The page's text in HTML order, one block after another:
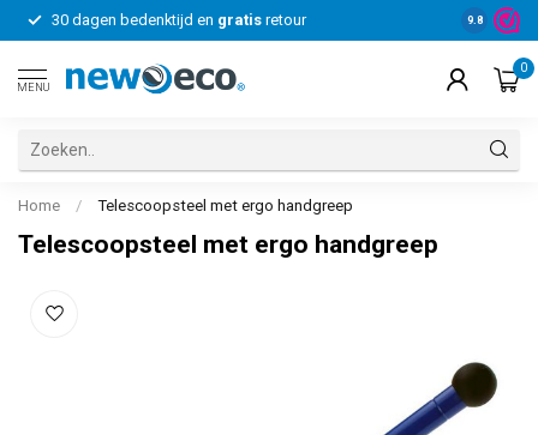
30 dagen bedenktijd en gratis retour Voor
9.8
MENU
0
Home / Telescoopsteel met ergo handgreep
Telescoopsteel met ergo handgreep